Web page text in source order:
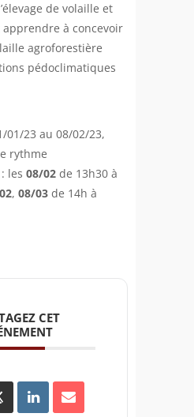
de volaille et
apprendre à concevoir
agroforestière
pédoclimatiques
01/23 au 08/02/23,
rythme
les 08/02 de 13h30 à
, 08/03 de 14h à
CET